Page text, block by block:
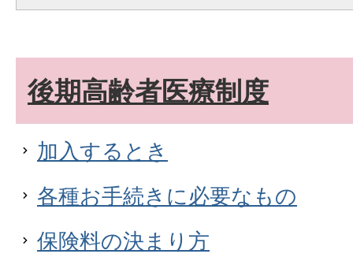
後期高齢者医療制度
加入するとき
各種お手続きに必要なもの
保険料の決まり方